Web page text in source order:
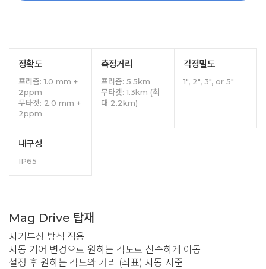
정확도
프리즘: 1.0 mm +
2ppm
무타겟: 2.0 mm +
2ppm
측정거리
프리즘: 5.5km
무타겟: 1.3km (최
대 2.2km)
각정밀도
1", 2", 3", or 5"
내구성
IP65
Mag Drive 탑재
자기부상 방식 적용
자동 기어 변경으로 원하는 각도로 신속하게 이동
설정 후 원하는 각도와 거리 (좌표) 자동 시준